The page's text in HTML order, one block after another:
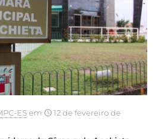
ESem
12 de fevereiro de